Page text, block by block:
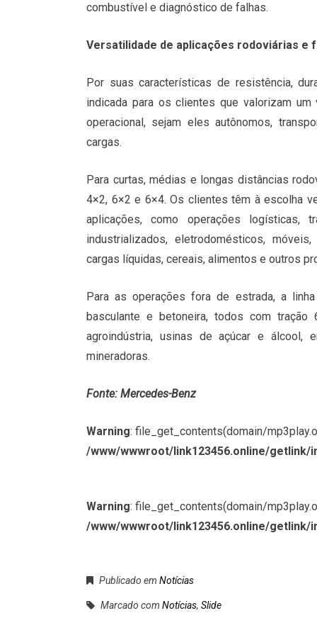
combustível e diagnóstico de falhas.
Versatilidade de aplicações rodoviárias e
Por suas características de resistência,
indicada para os clientes que valorizam
operacional, sejam eles autônomos,
cargas.
Para curtas, médias e longas distâncias
4×2, 6×2 e 6×4. Os clientes têm à escolha
aplicações, como operações logísticas,
industrializados, eletrodomésticos,
cargas líquidas, cereais, alimentos e outros
Para as operações fora de estrada, a
basculante e betoneira, todos com
agroindústria, usinas de açúcar e álcool,
mineradoras.
Fonte: Mercedes-Benz
Warning: file_get_contents(domain/
/www/wwwroot/link123456.online/getlink/
Warning: file_get_contents(domain/
/www/wwwroot/link123456.online/getlink/
Publicado em Notícias
Marcado com Notícias, Slide